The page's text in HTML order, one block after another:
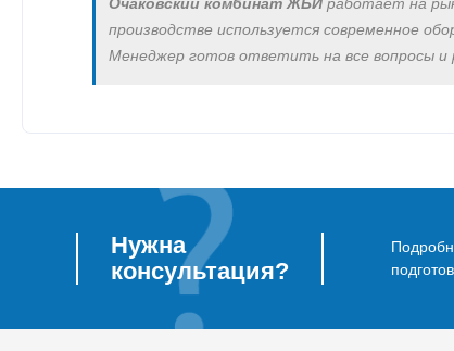
производстве используется современное
Менеджер готов ответить на все вопросы
Нужна
консультация?